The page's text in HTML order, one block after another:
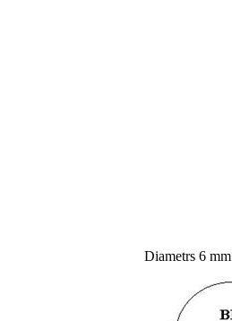
Diametrs 6 mm